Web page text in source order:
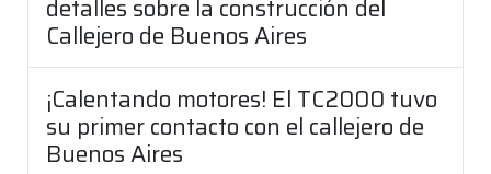
detalles sobre la construcción del
Callejero de Buenos Aires
¡Calentando motores! El TC2000 tuvo
su primer contacto con el callejero de
Buenos Aires